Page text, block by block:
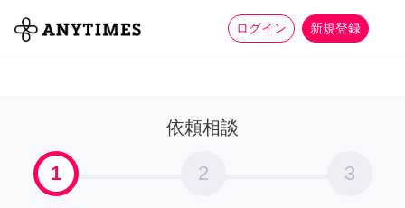
ログイン 新規登録
全て 家事 more_horiz
依頼相談
1 2 3